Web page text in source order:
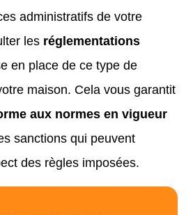
administratifs de votre
les réglementations
en place de ce type de
maison. Cela vous garantit
aux normes en vigueur
sanctions qui peuvent
des règles imposées.